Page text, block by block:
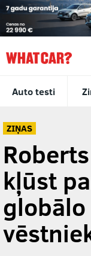
Auto testi
ZIŅAS
kļūst